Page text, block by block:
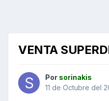
VENTA
Por sorinakis
11 de Octubre del